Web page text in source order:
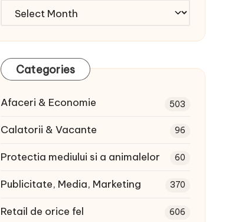
Arhiva
Categories
Afaceri & Economie 503
Calatorii & Vacante 96
Protectia mediului si a animalelor 60
Publicitate, Media, Marketing 370
Retail de orice fel 606